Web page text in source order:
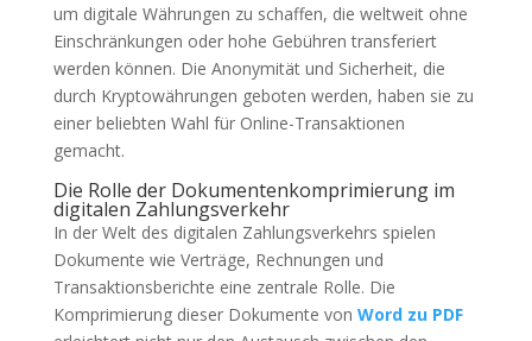
um digitale Währungen zu schaffen, die weltweit ohne
Einschränkungen oder hohe Gebühren transferiert
werden können. Die Anonymität und Sicherheit, die
durch Kryptowährungen geboten werden, haben sie zu
einer beliebten Wahl für Online-Transaktionen
gemacht.
Die Rolle der Dokumentenkomprimierung im
digitalen Zahlungsverkehr
In der Welt des digitalen Zahlungsverkehrs spielen
Dokumente wie Verträge, Rechnungen und
Transaktionsberichte eine zentrale Rolle. Die
Komprimierung dieser Dokumente von Word zu PDF